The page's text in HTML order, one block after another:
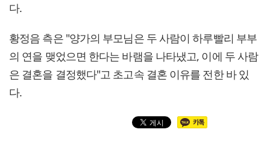
다.
황정음 측은 "양가의 부모님은 두 사람이 하루빨리 부부
의 연을 맺었으면 한다는 바램을 나타냈고, 이에 두 사람
은 결혼을 결정했다"고 초고속 결혼 이유를 전한 바 있
다.